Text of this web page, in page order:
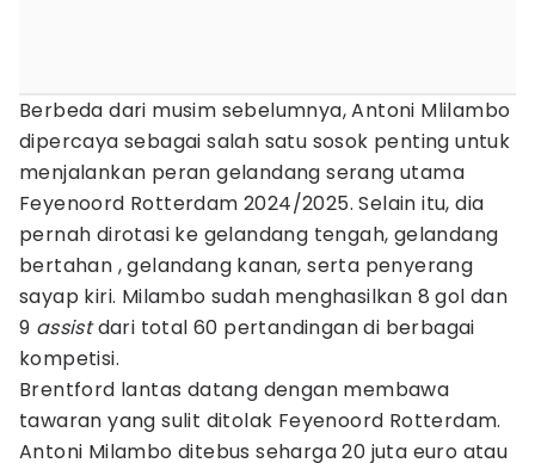
Berbeda dari musim sebelumnya, Antoni Mlilambo
dipercaya sebagai salah satu sosok penting untuk
menjalankan peran gelandang serang utama
Feyenoord Rotterdam 2024/2025. Selain itu, dia
pernah dirotasi ke gelandang tengah, gelandang
bertahan , gelandang kanan, serta penyerang
sayap kiri. Milambo sudah menghasilkan 8 gol dan
9 assistdari total 60 pertandingan di berbagai
kompetisi.
Brentford lantas datang dengan membawa
tawaran yang sulit ditolak Feyenoord Rotterdam.
Antoni Milambo ditebus seharga 20 juta euro atau